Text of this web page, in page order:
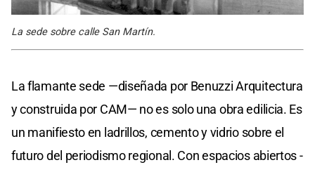
La sede sobre calle San Martín.
La flamante sede —diseñada por Benuzzi Arquitectura
y construida por CAM— no es solo una obra edilicia. Es
un manifiesto en ladrillos, cemento y vidrio sobre el
futuro del periodismo regional. Con espacios abiertos -